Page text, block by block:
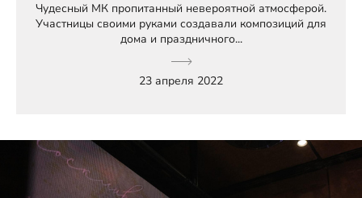
Чудесный МК пропитанный невероятной атмосферой.
Участницы своими руками создавали композиций для
дома и праздничного...
23 апреля 2022